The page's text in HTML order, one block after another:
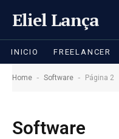
Eliel Lança
INICIO FREELANCER
Home - Software - Página 2
Software